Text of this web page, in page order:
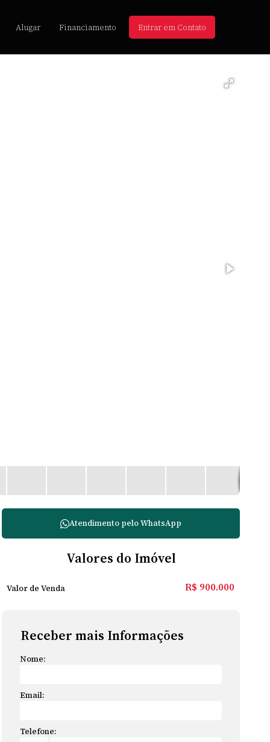
Entrar em Contato
Financiamento
Alugar
Atendimento peloWhatsApp
Valores do Imóvel
R$ 900.000
Valor de Venda
Receber mais Informações
Nome:
Email:
Telefone: